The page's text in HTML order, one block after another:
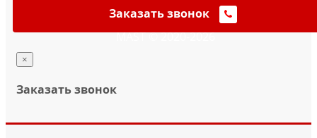
Заказать звонок
MAST © 2020-2026
×
Заказать звонок